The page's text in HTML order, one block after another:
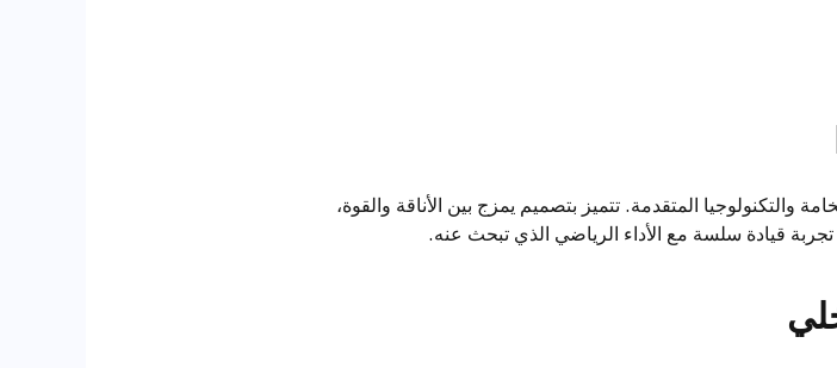
المتقدمة. تتميز بتصميم يمزج بين الأناقة والقوة،
قيادة سلسة مع الأداء الرياضي الذي تبحث عنه.